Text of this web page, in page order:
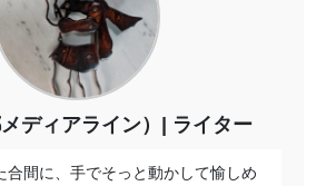
ディアライン） ライター
合間に、手でそっと動かして愉しめ